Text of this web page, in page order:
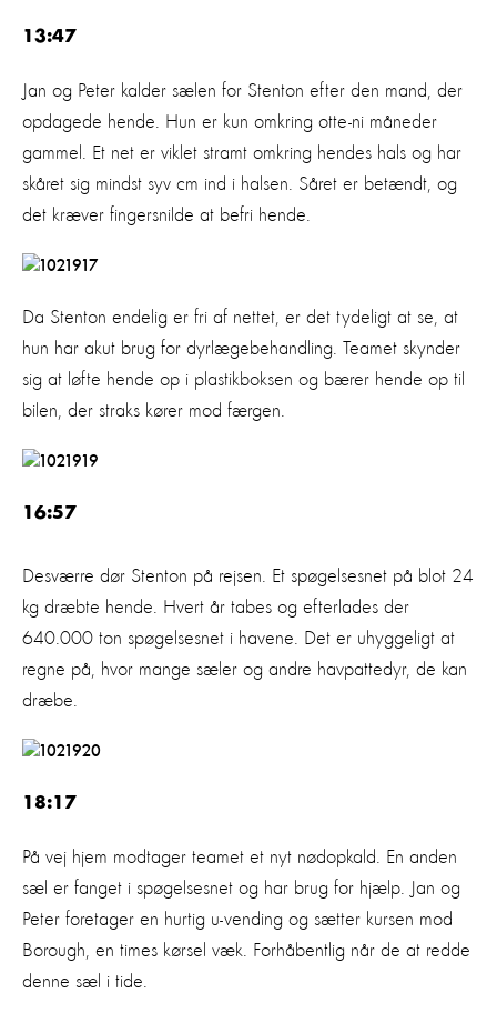
13:47
Jan og Peter kalder sælen for Stenton efter den mand, der
opdagede hende. Hun er kun omkring otte-ni måneder
gammel. Et net er viklet stramt omkring hendes hals og har
skåret sig mindst syv cm ind i halsen. Såret er betændt, og
det kræver fingersnilde at befri hende.
Da Stenton endelig er fri af nettet, er det tydeligt at se, at
hun har akut brug for dyrlægebehandling. Teamet skynder
sig at løfte hende op i plastikboksen og bærer hende op til
bilen, der straks kører mod færgen.
16:57
Desværre dør Stenton på rejsen. Et spøgelsesnet på blot 24
kg dræbte hende. Hvert år tabes og efterlades der
640.000 ton spøgelsesnet i havene. Det er uhyggeligt at
regne på, hvor mange sæler og andre havpattedyr, de kan
dræbe.
18:17
På vej hjem modtager teamet et nyt nødopkald. En anden
sæl er fanget i spøgelsesnet og har brug for hjælp. Jan og
Peter foretager en hurtig u-vending og sætter kursen mod
Borough, en times kørsel væk. Forhåbentlig når de at redde
denne sæl i tide.